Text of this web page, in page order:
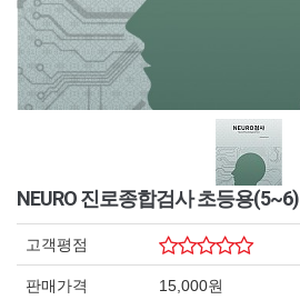
NEURO 진로종합검사 초등용(5~6)
고객평점
판매가격 15,000원